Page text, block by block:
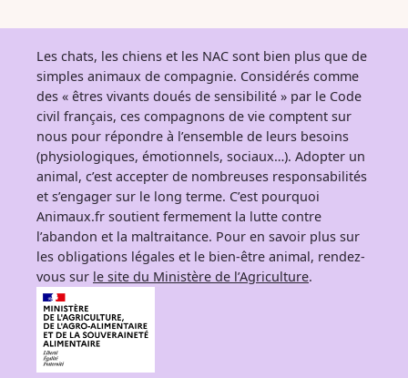
Les chats, les chiens et les NAC sont bien plus que de
simples animaux de compagnie. Considérés comme
des « êtres vivants doués de sensibilité » par le Code
civil français, ces compagnons de vie comptent sur
nous pour répondre à l’ensemble de leurs besoins
(physiologiques, émotionnels, sociaux…). Adopter un
animal, c’est accepter de nombreuses responsabilités
et s’engager sur le long terme. C’est pourquoi
Animaux.fr soutient fermement la lutte contre
l’abandon et la maltraitance. Pour en savoir plus sur
les obligations légales et le bien-être animal, rendez-
vous sur le site du Ministère de l’Agriculture.